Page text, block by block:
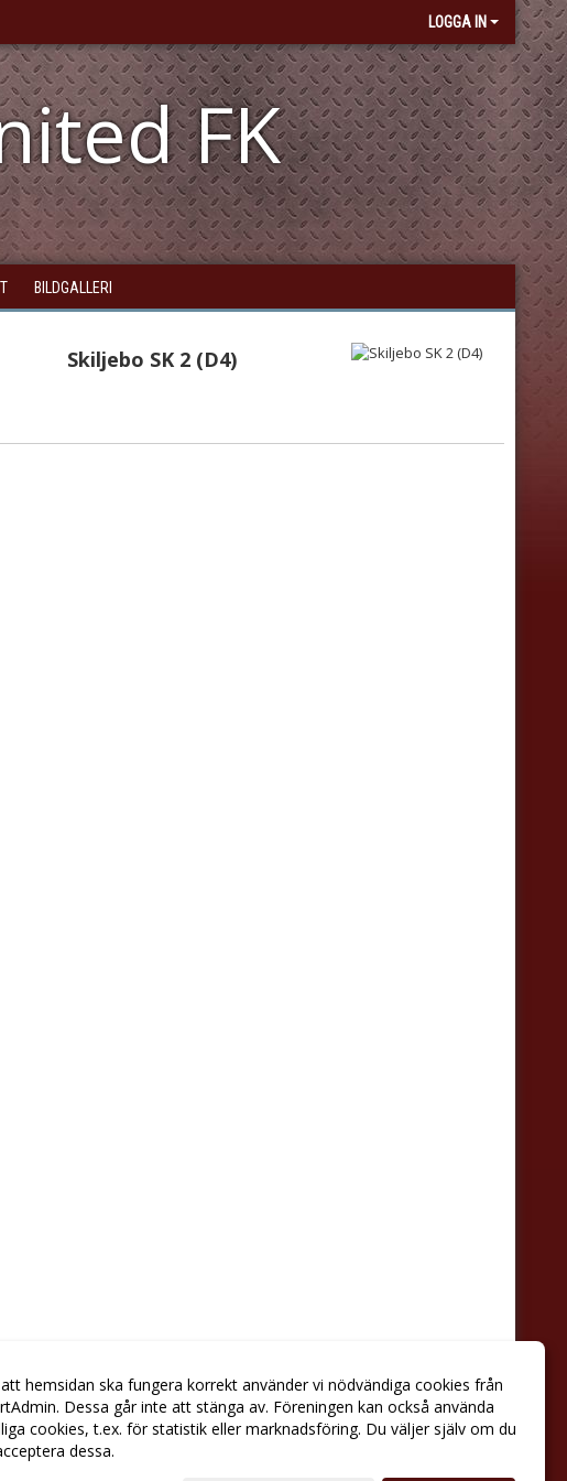
LOGGA IN
FK
BILDGALLERI
Skiljebo SK 2 (D4)
hemsidan ska fungera korrekt använder vi nödvändiga cookies från
Dessa går inte att stänga av. Föreningen kan också använda
cookies, t.ex. för statistik eller marknadsföring. Du väljer själv om du
dessa.